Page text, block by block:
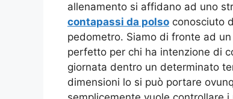
allenamento si affidano ad uno
contapassi da polso conosciuto
pedometro. Siamo di fronte ad
perfetto per chi ha intenzione di
giornata dentro un determinato
dimensioni lo si può portare